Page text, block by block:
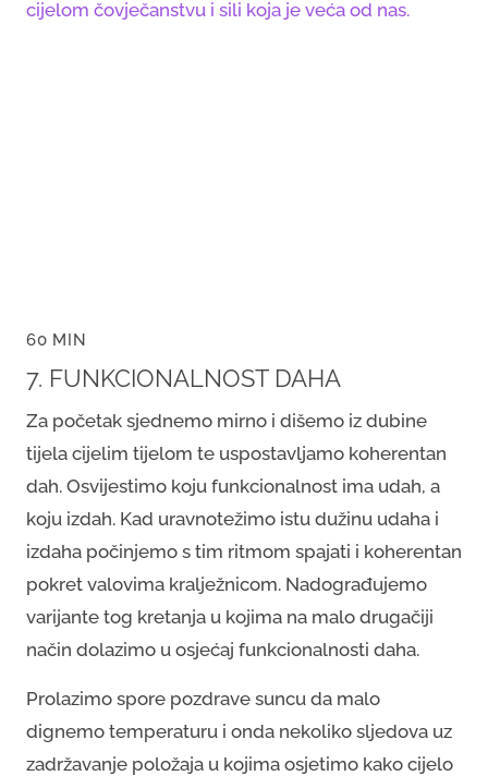
cijelom čovječanstvu i sili koja je veća od nas.
60 MIN
7. FUNKCIONALNOST DAHA
Za početak sjednemo mirno i dišemo iz dubine
tijela cijelim tijelom te uspostavljamo koherentan
dah. Osvijestimo koju funkcionalnost ima udah, a
koju izdah. Kad uravnotežimo istu dužinu udaha i
izdaha počinjemo s tim ritmom spajati i koherentan
pokret valovima kralježnicom. Nadograđujemo
varijante tog kretanja u kojima na malo drugačiji
način dolazimo u osjećaj funkcionalnosti daha.
Prolazimo spore pozdrave suncu da malo
dignemo temperaturu i onda nekoliko sljedova uz
zadržavanje položaja u kojima osjetimo kako cijelo